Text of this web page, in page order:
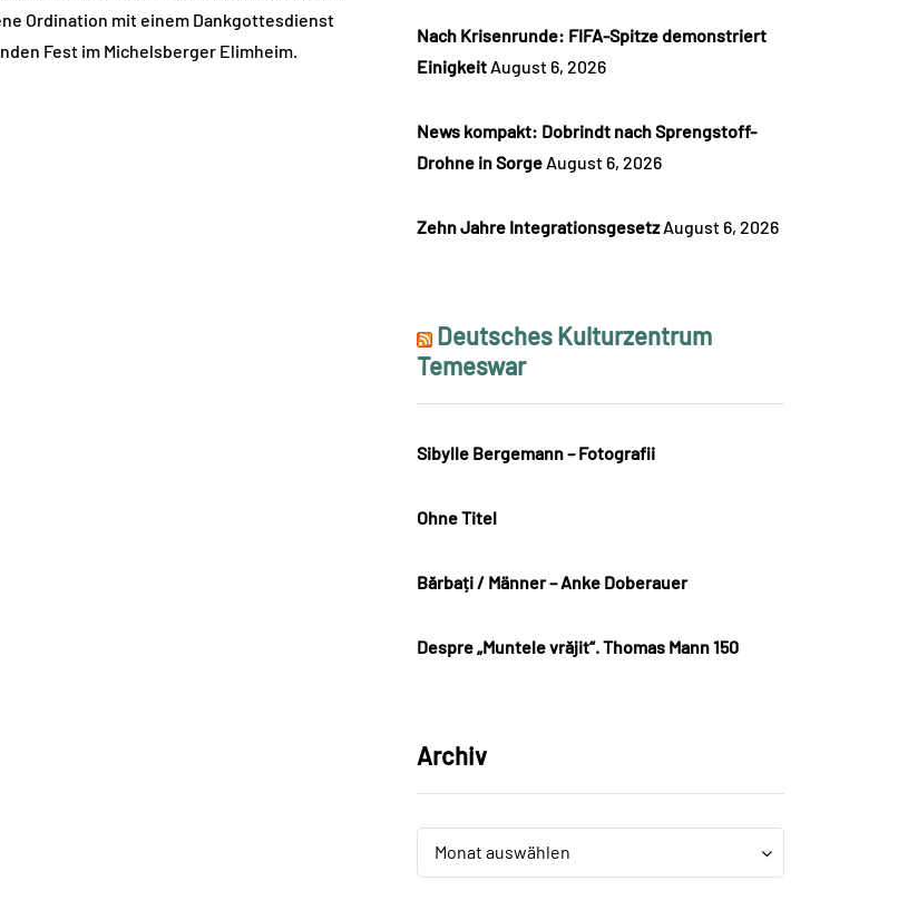
Ordination mit einem Dankgottesdienst
Fest im Michelsberger Elimheim.
Nach Krisenrunde: FIFA-Spitze demonstriert
Einigkeit August 6, 2026
News kompakt: Dobrindt nach Sprengstoff-
Drohne in Sorge August 6, 2026
Zehn Jahre Integrationsgesetz August 6, 2026
Deutsches Kulturzentrum
Temeswar
Sibylle Bergemann – Fotografii
Ohne Titel
Bărbați / Männer – Anke Doberauer
Despre „Muntele vrăjit“. Thomas Mann 150
Archiv
Archiv
Monat auswählen
Archiv